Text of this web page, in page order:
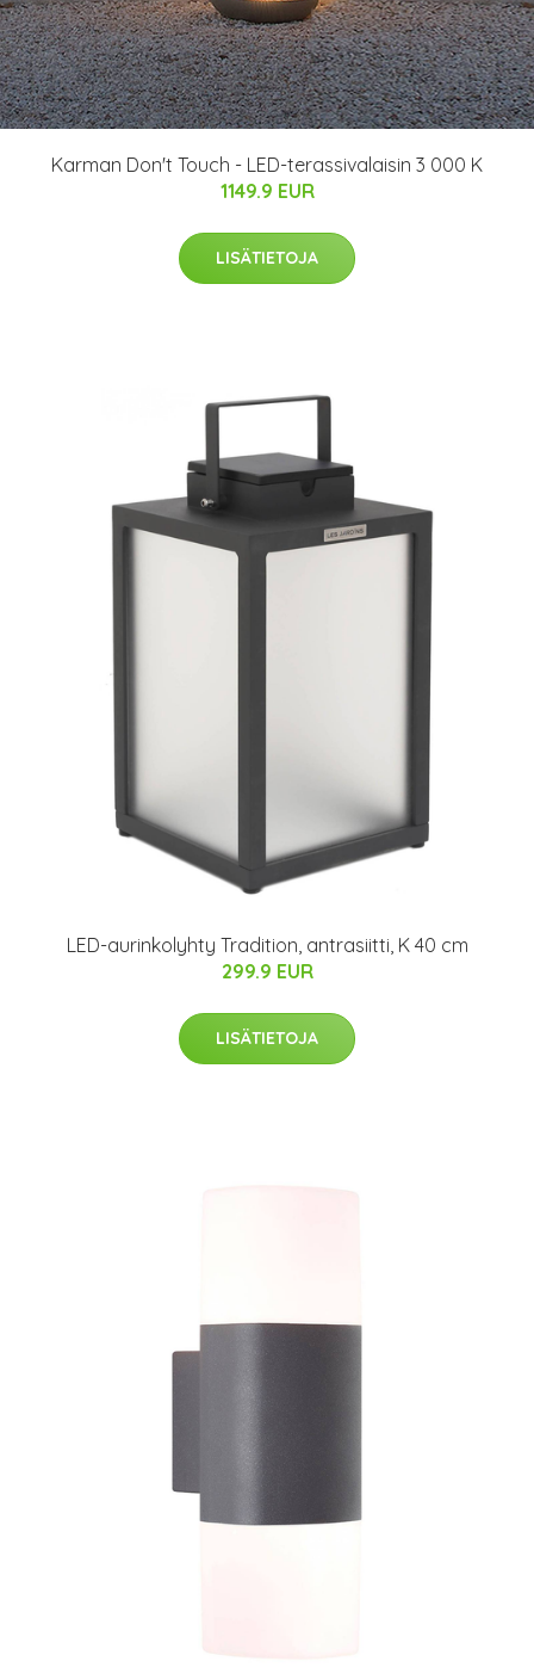
Karman Don't Touch - LED-terassivalaisin 3 000 K
1149.9 EUR
LISÄTIETOJA
LED-aurinkolyhty Tradition, antrasiitti, K 40 cm
299.9 EUR
LISÄTIETOJA